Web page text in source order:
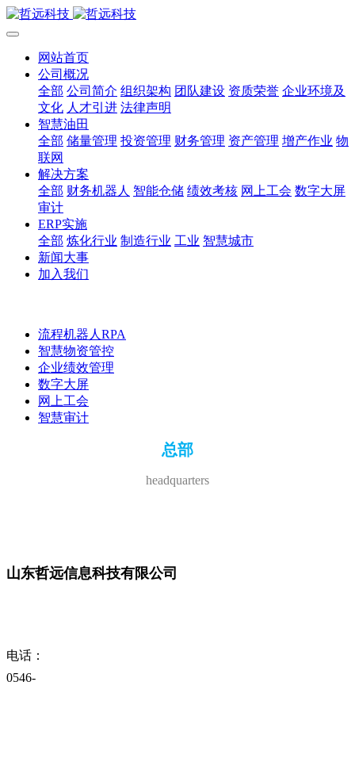
网站首页
公司概况
全部 公司简介 组织架构 团队建设 资质荣誉 企业环境及
文化 人才引进 法律声明
智慧油田
全部 储量管理 投资管理 财务管理 资产管理 增产作业 物
联网
解决方案
全部 财务机器人 智能仓储 绩效考核 网上工会 数字大屏
审计
ERP实施
全部 炼化行业 制造行业 工业 智慧城市
新闻大事
加入我们
流程机器人RPA
智慧物资管控
企业绩效管理
数字大屏
网上工会
智慧审计
总部
headquarters
山东哲远信息科技有限公司
电话：
0546-